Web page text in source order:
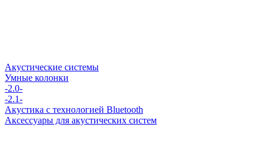
Акустические системы
Умные колонки
-2.0-
-2.1-
Акустика с технологией Bluetooth
Аксессуары для акустических систем